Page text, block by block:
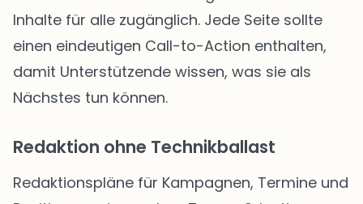
Inhalte für alle zugänglich. Jede Seite sollte
einen eindeutigen Call-to-Action enthalten,
damit Unterstützende wissen, was sie als
Nächstes tun können.
Redaktion ohne Technikballast
Redaktionspläne für Kampagnen, Termine und